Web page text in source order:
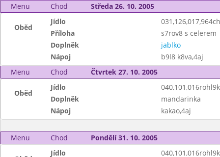
Menu
Chod Středa 26. 10. 2005
Oběd
Jídlo
Příloha
s7rov8 s celerem
Doplněk
jablko
Nápoj
b9l8 k8va,4aj
Menu
Chod Čtvrtek 27. 10. 2005
Oběd
Jídlo
Doplněk
mandarinka
Nápoj
kakao,4aj
Menu Chod Pondělí 31. 10. 2005
Jídlo